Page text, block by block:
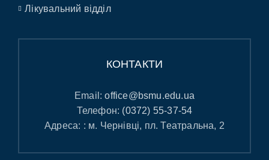
Лікувальний відділ
КОНТАКТИ
Email:office@bsmu.edu.ua
Телефон: (0372) 55-37-54
Адреса: : м. Чернівці, пл. Театральна, 2